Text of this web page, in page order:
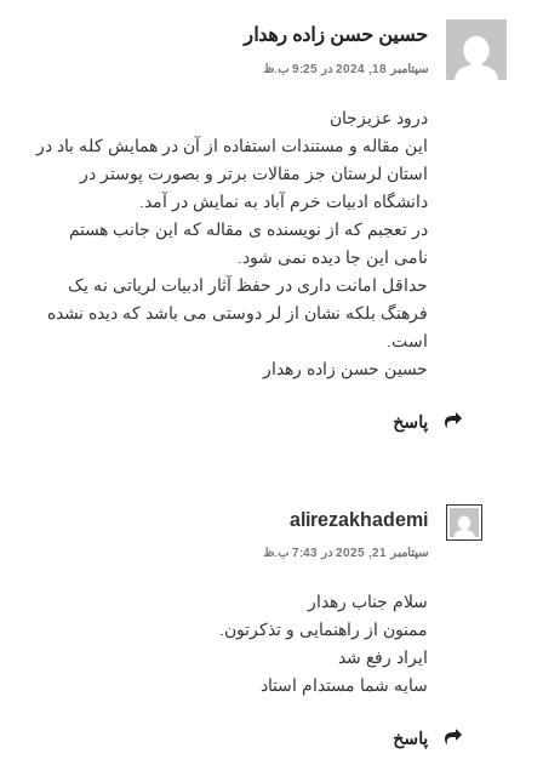
حسین حسن زاده رهدار
سپتامبر 18, 2024 در 9:25 ب.ظ
درود عزیزجان
این مقاله و مستندات استفاده از آن در همایش کله باد در
استان لرستان جز مقالات برتر و بصورت پوستر در
دانشگاه ادبیات خرم آباد به نمایش در آمد.
در تعجبم که از نویسنده ی مقاله که این جانب هستم
نامی این جا دیده نمی شود.
حداقل امانت داری در حفظ آثار ادبیات لریاتی نه یک
فرهنگ بلکه نشان از لر دوستی می باشد که دیده نشده
است.
حسین حسن زاده رهدار
پاسخ
alirezakhademi
سپتامبر 21, 2025 در 7:43 ب.ظ
سلام جناب رهدار
ممنون از راهنمایی و تذکرتون.
ایراد رفع شد
سایه شما مستدام استاد
پاسخ